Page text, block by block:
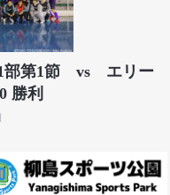
1部第1節 vs エリー
勝利